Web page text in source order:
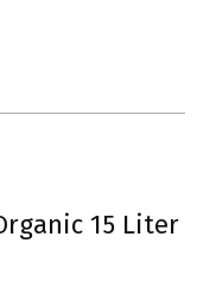
15 Liter